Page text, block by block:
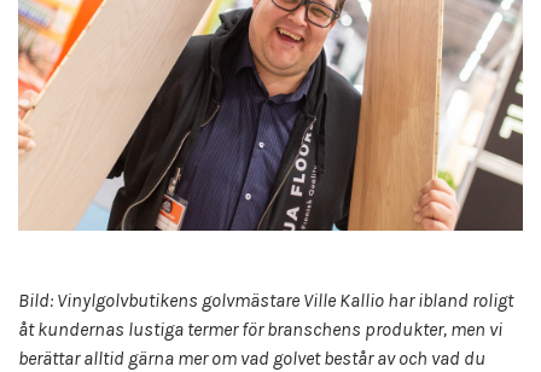
Bild: Vinylgolvbutikens golvmästare Ville Kallio har ibland roligt
åt kundernas lustiga termer för branschens produkter, men vi
berättar alltid gärna mer om vad golvet består av och vad du